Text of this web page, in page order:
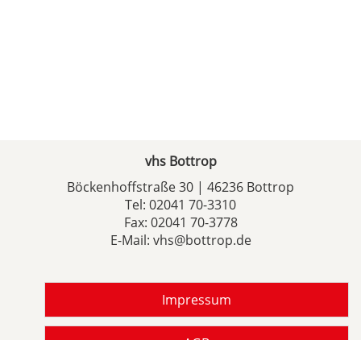
vhs Bottrop
Böckenhoffstraße 30 | 46236 Bottrop
Tel: 02041 70-3310
Fax: 02041 70-3778
E-Mail: vhs@bottrop.de
Impressum